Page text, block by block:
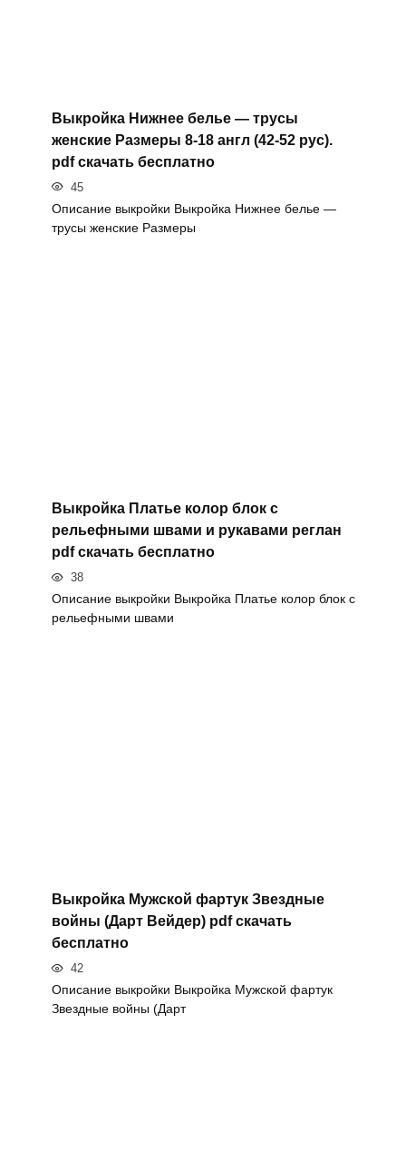
Выкройка Нижнее белье — трусы
женские Размеры 8-18 англ (42-52 рус).
pdf скачать бесплатно
45
Описание выкройки Выкройка Нижнее белье —
трусы женские Размеры
Выкройка Платье колор блок с
рельефными швами и рукавами реглан
pdf скачать бесплатно
38
Описание выкройки Выкройка Платье колор блок с
рельефными швами
Выкройка Мужской фартук Звездные
войны (Дарт Вейдер) pdf скачать
бесплатно
42
Описание выкройки Выкройка Мужской фартук
Звездные войны (Дарт